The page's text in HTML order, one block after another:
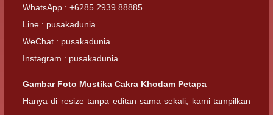
WhatsApp : +6285 2939 88885
Line : pusakadunia
WeChat : pusakadunia
Instagram : pusakadunia
Gambar Foto Mustika Cakra Khodam Petapa
Hanya di resize tanpa editan sama sekali, kami tampilkan